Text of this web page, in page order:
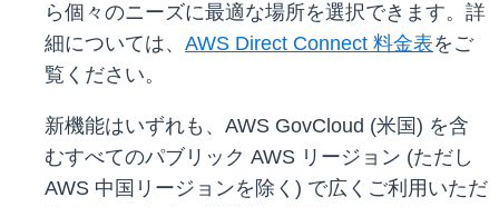
ら個々のニーズに最適な場所を選択できます。詳
細については、 AWS Direct Connect 料金表をご
覧ください。
新機能はいずれも、AWS GovCloud (米国) を含
むすべてのパブリック AWS リージョン (ただし
AWS 中国リージョンを除く) で広くご利用いただ